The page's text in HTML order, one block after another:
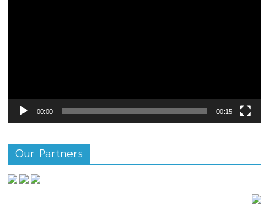
00:00 00:15
Our Partners